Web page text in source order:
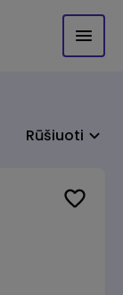
Rūšiuoti